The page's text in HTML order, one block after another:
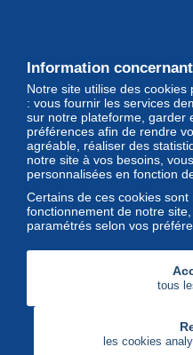
Un
l'univers
Information
Notre site utilise des
: vous fournir les services
sur notre plateforme, garder
préférences afin de rendre
agréable, réaliser des
notre site à vos besoins,
personnalisées en fonction
Certains de ces cookies sont
fonctionnement de notre
paramétrés selon vos
tous
les cookies